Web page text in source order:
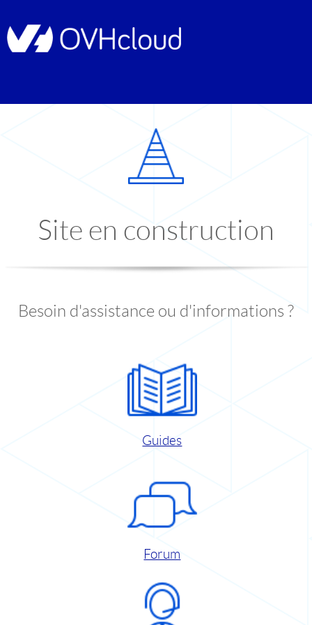
Site en construction
Besoin d'assistance ou d'informations ?
Guides
Forum